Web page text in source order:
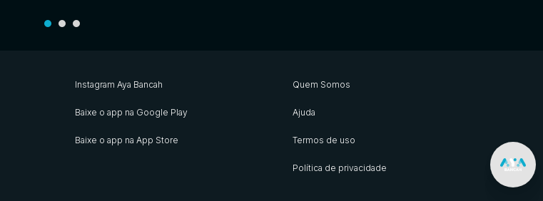
Instagram Aya Bancah
Baixe o app na Google Play
Baixe o app na App Store
Quem Somos
Ajuda
Termos de uso
Política de privacidade